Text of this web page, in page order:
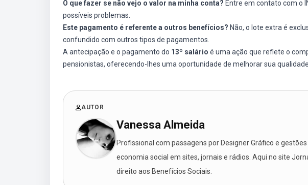
O que fazer se não vejo o valor na minha conta? Entre em contato com o
possíveis problemas.
Este pagamento é referente a outros benefícios? Não, o lote extra é
confundido com outros tipos de pagamentos.
A antecipação e o pagamento do 13º salário é uma ação que reflete o
pensionistas, oferecendo-lhes uma oportunidade de melhorar sua
AUTOR
Vanessa Almeida
Profissional com passagens por Designer Gráfico e
economia social em sites, jornais e rádios. Aqui no site
direito aos Benefícios Sociais.